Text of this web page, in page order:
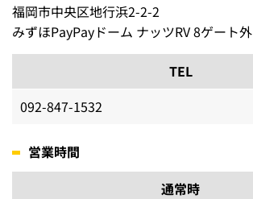
福岡市中央区地行浜2-2-2
みずほPayPayドーム ナッツRV 8ゲート外
TEL
092-847-1532
営業時間
通常時